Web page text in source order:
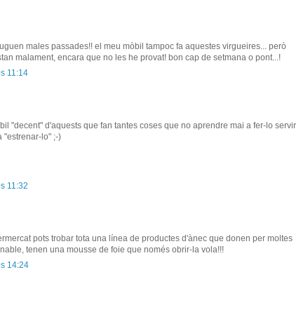
males passades!! el meu mòbil tampoc fa aquestes virgueires... però
malament, encara que no les he provat! bon cap de setmana o pont...!
11:14
"decent" d'aquests que fan tantes coses que no aprendre mai a fer-lo servir
"estrenar-lo" ;-)
11:32
pots trobar tota una línea de productes d'ànec que donen per moltes
tenen una mousse de foie que només obrir-la vola!!!
14:24